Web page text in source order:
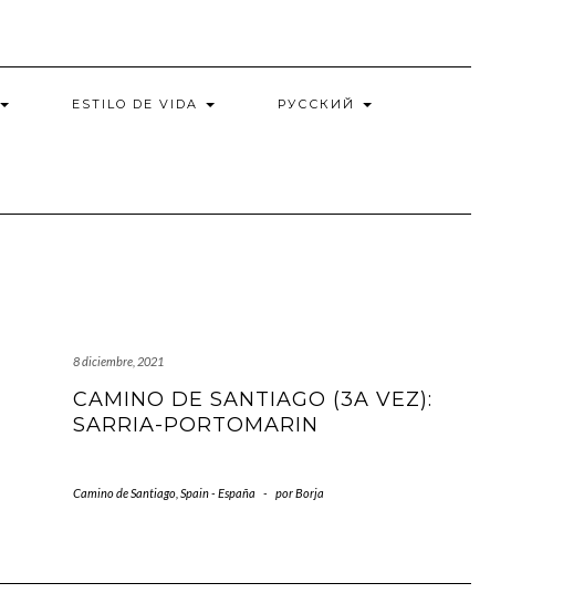
ESTILO DE VIDA РУССКИЙ
8 diciembre, 2021
CAMINO DE SANTIAGO (3A VEZ):
SARRIA-PORTOMARIN
Camino de Santiago Spain - España - porBorja